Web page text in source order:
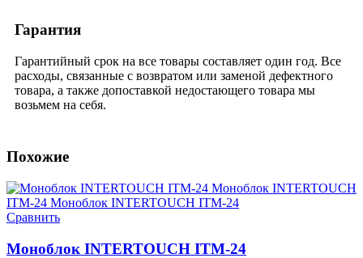
Гарантия
Гарантийный срок на все товары составляет один год. Все
расходы, связанные с возвратом или заменой дефектного
товара, а также допоставкой недостающего товара мы
возьмем на себя.
Похожие
Сравнить
Моноблок INTERTOUCH ITM-24